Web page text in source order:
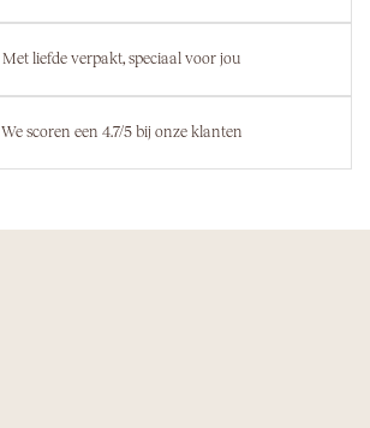
Met liefde verpakt, speciaal voor jou
We scoren een 4.7/5 bij onze klanten